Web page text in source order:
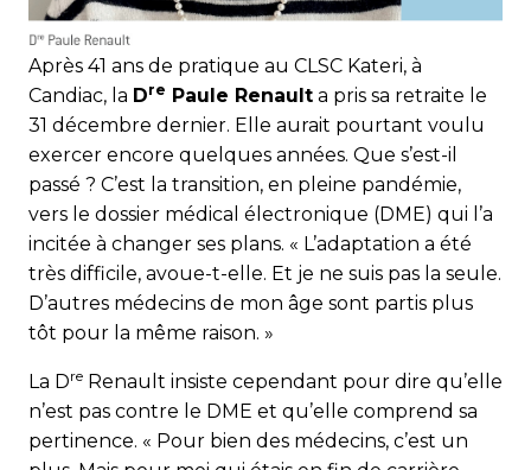
Après 41 ans de pratique au CLSC Kateri, à
Candiac, la Dre Paule Renault a pris sa retraite le
31 décembre dernier. Elle aurait pourtant voulu
exercer encore quelques années. Que s’est-il
passé ? C’est la transition, en pleine pandémie,
vers le dossier médical électronique (DME) qui l’a
incitée à changer ses plans. « L’adaptation a été
très difficile, avoue-t-elle. Et je ne suis pas la seule.
D’autres médecins de mon âge sont partis plus
tôt pour la même raison. »
La Dre Renault insiste cependant pour dire qu’elle
n’est pas contre le DME et qu’elle comprend sa
pertinence. « Pour bien des médecins, c’est un